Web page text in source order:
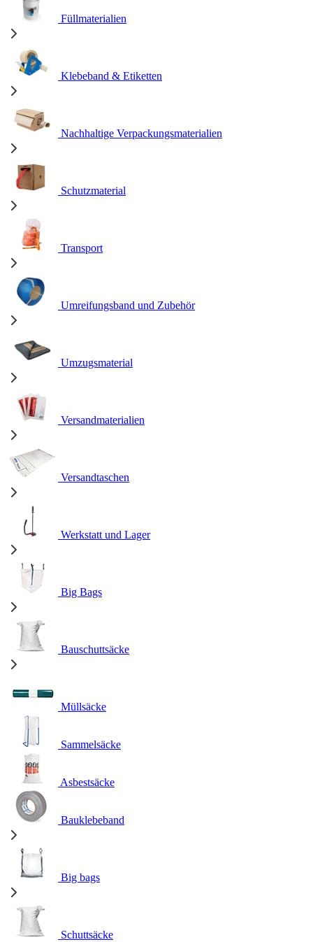
Füllmaterialien
Klebeband & Etiketten
Nachhaltige Verpackungsmaterialien
Schutzmaterial
Transport
Umreifungsband und Zubehör
Umzugsmaterial
Versandmaterialien
Versandtaschen
Werkstatt und Lager
Big Bags
Bauschuttsäcke
Müllsäcke
Sammelsäcke
Asbestsäcke
Bauklebeband
Big bags
Schuttsäcke